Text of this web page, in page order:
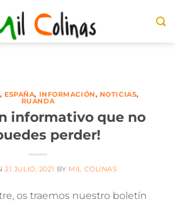
, ESPAÑA, INFORMACIÓN, NOTICIAS,
RUANDA
informativo que no
perder!
21 JULIO, 2021 BY MIL COLINAS
os traemos nuestro boletín